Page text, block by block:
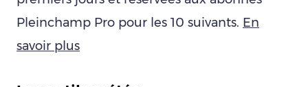
Pleinchamp Pro pour les 10 suivants. En
savoir plus